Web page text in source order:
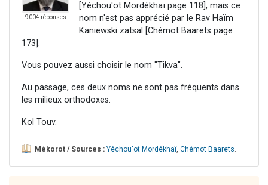
9004 réponses
[Yéchou'ot Mordékhaï page 118], mais ce
nom n'est pas apprécié par le Rav Haïm
Kaniewski zatsal [Chémot Baarets page
173].
Vous pouvez aussi choisir le nom "Tikva".
Au passage, ces deux noms ne sont pas fréquents dans
les milieux orthodoxes.
Kol Touv.
Mékorot / Sources : Yéchou'ot Mordékhaï, Chémot Baarets.